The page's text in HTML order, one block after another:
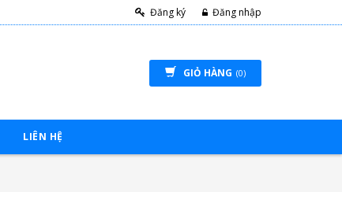
Đăng ký Đăng nhập
GIỎ HÀNG (0)
LIÊN HỆ